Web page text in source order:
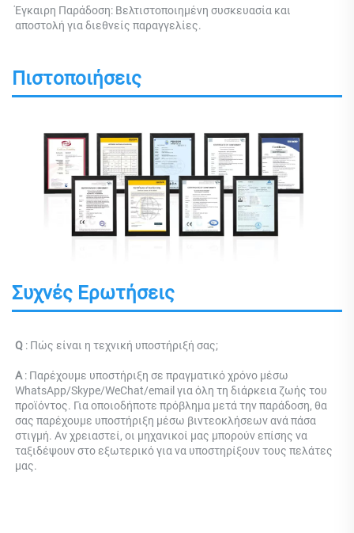
Έγκαιρη Παράδοση: Βελτιστοποιημένη συσκευασία και
αποστολή για διεθνείς παραγγελίες.
Πιστοποιήσεις
Συχνές Ερωτήσεις
Q : Πώς είναι η τεχνική υποστήριξή σας;
Α : Παρέχουμε υποστήριξη σε πραγματικό χρόνο μέσω
WhatsApp/Skype/WeChat/email για όλη τη διάρκεια ζωής του
προϊόντος. Για οποιοδήποτε πρόβλημα μετά την παράδοση, θα
σας παρέχουμε υποστήριξη μέσω βιντεοκλήσεων ανά πάσα
στιγμή. Αν χρειαστεί, οι μηχανικοί μας μπορούν επίσης να
ταξιδέψουν στο εξωτερικό για να υποστηρίξουν τους πελάτες
μας.